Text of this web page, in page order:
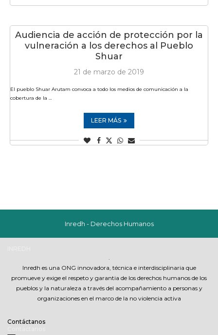
Audiencia de acción de protección por la
vulneración a los derechos al Pueblo
Shuar
21 de marzo de 2019
El pueblo Shuar Arutam convoca a todo los medios de comunicación a la
cobertura de la …
LEER MÁS
Inredh - Derechos Humanos
Inredh es una ONG innovadora, técnica e interdisciplinaria que
promueve y exige el respeto y garantia de los derechos humanos de los
pueblos y la naturaleza a través del acompañamiento a personas y
organizaciones en el marco de la no violencia activa
Contáctanos